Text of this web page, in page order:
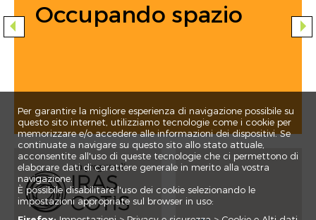
Occupando spazio
Per garantire la migliore esperienza di navigazione possibile su
questo sito internet, utilizziamo tecnologie come i cookie per
memorizzare e/o accedere alle informazioni dei dispositivi. Se
continuate a navigare su questo sito allo stato attuale,
acconsentite all'uso di queste tecnologie che ci permettono di
elaborare dati di carattere generale in merito alla vostra
navigazione.
È possibile disabilitare l'uso dei cookie selezionando le
impostazioni appropriate sul browser in uso: